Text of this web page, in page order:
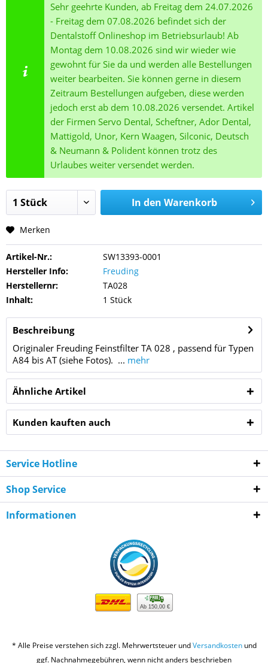
Sehr geehrte Kunden, ab Freitag dem 24.07.2026
- Freitag dem 07.08.2026 befindet sich der
Dentalstoff Onlineshop im Betriebsurlaub! Ab
Montag dem 10.08.2026 sind wir wieder wie
gewohnt für Sie da und werden alle Bestellungen
weiter bearbeiten. Sie können gerne in diesem
Zeitraum Bestellungen aufgeben, diese werden
jedoch erst ab dem 10.08.2026 versendet. Artikel
der Firmen Servo Dental, Scheftner, Ador Dental,
Mattigold, Unor, Kern Waagen, Silconic, Deutsch
& Neumann & Polident können trotz des
Urlaubes weiter versendet werden.
In den Warenkorb
Merken
Artikel-Nr.:
SW13393-0001
Hersteller Info:
Freuding
Herstellernr:
TA028
Inhalt:
1 Stück
Beschreibung
Originaler Freuding Feinstfilter TA 028 , passend für Typen
A84 bis AT (siehe Fotos). ... mehr
Ähnliche Artikel
Kunden kauften auch
Service Hotline
Shop Service
Informationen
Ab 150,00 €
* Alle Preise verstehen sich zzgl. Mehrwertsteuer undVersandkostenund
ggf. Nachnahmegebühren, wenn nicht anders beschrieben